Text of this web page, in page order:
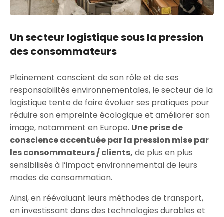
Un secteur logistique sous la pression
des consommateurs
Pleinement conscient de son rôle et de ses
responsabilités environnementales, le secteur de la
logistique tente de faire évoluer ses pratiques pour
réduire son empreinte écologique et améliorer son
image, notamment en Europe. Une prise de
conscience accentuée par la pression mise par
les consommateurs / clients, de plus en plus
sensibilisés à l’impact environnemental de leurs
modes de consommation.
Ainsi, en réévaluant leurs méthodes de transport,
en investissant dans des technologies durables et